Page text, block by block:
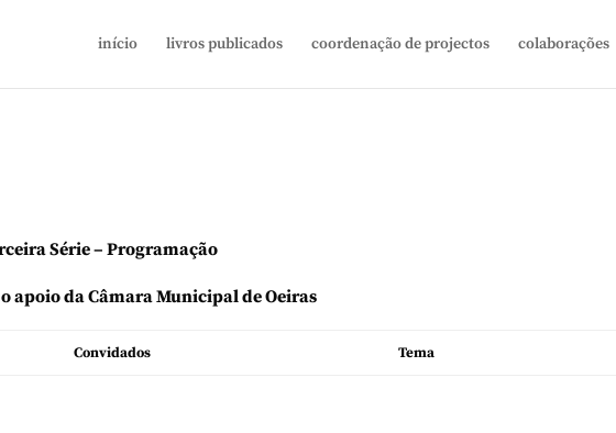
início livros publicados coordenação de projectos colaborações
Série – Programação
apoio da Câmara Municipal de Oeiras
Convidados Tema